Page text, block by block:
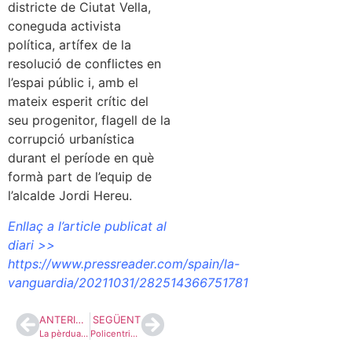
districte de Ciutat Vella,
coneguda activista
política, artífex de la
resolució de conflictes en
l’espai públic i, amb el
mateix esperit crític del
seu progenitor, flagell de la
corrupció urbanística
durant el període en què
formà part de l’equip de
l’alcalde Jordi Hereu.
Enllaç a l’article publicat al
diari >>
https://www.pressreader.com/spain/la-
vanguardia/20211031/282514366751781
ANTERIOR
La pèrdua de la condició de diputat d’Alberto Rodríguez
SEGÜENT
Policentrisme